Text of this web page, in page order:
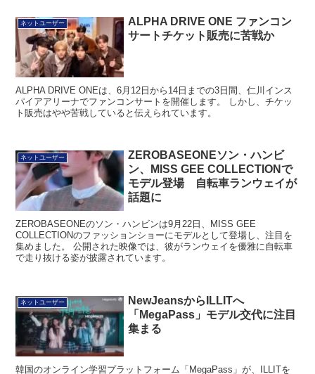
ネットユーザー
ALPHA DRIVE ONE ファンコン
サートチケット販売に苦戦か
ALPHA DRIVE ONEは、6月12日から14日までの3日間、仁川インス
パイアアリーナでファンコンサートを開催します。 しかし、チケッ
ト販売はやや苦戦していると伝えられています。
ネットユーザー
ZEROBASEONEソン・ハンビ
ン、MISS GEE COLLECTIONで
モデル登場 自転車ランウェイが
話題に
ZEROBASEONEのソン・ハンビンは9月22日、MISS GEE
COLLECTIONのファッションショーにモデルとして登場し、注目を
集めました。 公開された映像では、彼がランウェイを優雅に自転車
で走り抜ける姿が披露されています。
ネットユーザー
NewJeansからILLITへ
「MegaPass」モデル交代に注目
集まる
韓国のオンライン学習プラットフォーム「MegaPass」が、ILLITを